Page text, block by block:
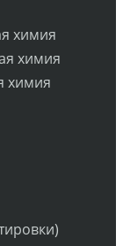
химия
химия
химия